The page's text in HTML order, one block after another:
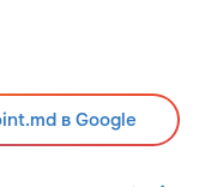
в Google